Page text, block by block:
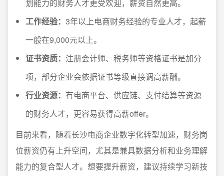
划能力的财务人才更受欢迎，薪资自然更高。
工作经验： 3年以上电商财务经验的专业人才，起薪
一般在9,000元以上。
证书资质： 注册会计师、税务师等资格证书是加分
项，部分企业会依据证书等级直接调高薪酬。
行业资源： 有电商平台、供应链、支付结算等资源
的财务人才，更容易获得高薪offer。
目前来看，随着长沙电商企业数字化转型加速，财务岗
位薪资仍有上升空间，尤其是兼具数据分析和业务理解
能力的复合型人才。想要提升薪资，建议持续学习新技